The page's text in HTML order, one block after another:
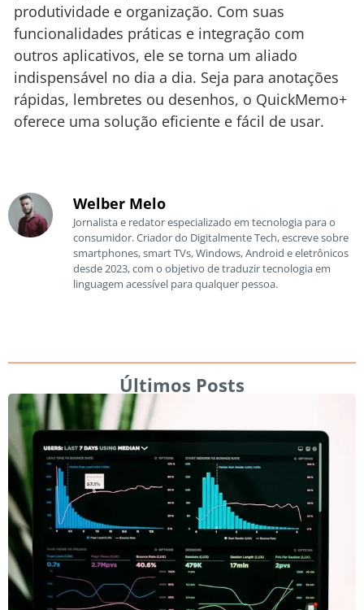
produtividade e organização. Com suas
funcionalidades práticas e integração com
outros aplicativos, ele se torna um aliado
indispensável no dia a dia. Seja para anotações
rápidas, lembretes ou desenhos, o QuickMemo+
oferece uma solução eficiente e fácil de usar.
Welber Melo
Jornalista e redator especializado em tecnologia para o
consumidor. Criador do Digitalmente Tech, escreve sobre
smartphones, smart TVs, Windows, Android e eletrônicos
desde 2023, com o objetivo de traduzir tecnologia em
linguagem acessível para qualquer pessoa.
Últimos Posts